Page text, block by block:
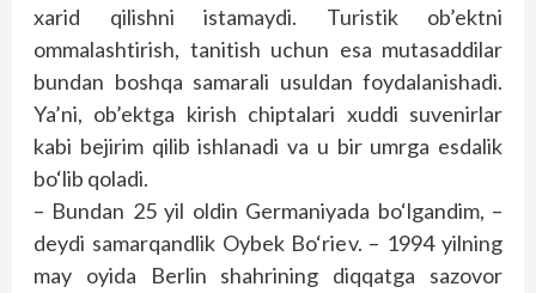
xarid qilishni istamaydi. Turistik ob’ektni
ommalashtirish, tanitish uchun esa mutasaddilar
bundan boshqa samarali usuldan foydalanishadi.
Ya’ni, ob’ektga kirish chiptalari xuddi suvenirlar
kabi bejirim qilib ishlanadi va u bir umrga esdalik
bo‘lib qoladi.
– Bundan 25 yil oldin Germaniyada bo‘lgandim, –
deydi samarqandlik Oybek Bo‘riev. – 1994 yilning
may oyida Berlin shahrining diqqatga sazovor